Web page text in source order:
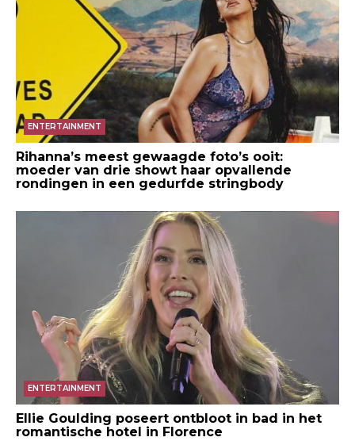
ENTERTAINMENT
Rihanna’s meest gewaagde foto’s ooit:
moeder van drie showt haar opvallende
rondingen in een gedurfde stringbody
ENTERTAINMENT
Ellie Goulding poseert ontbloot in bad in het
romantische hotel in Florence